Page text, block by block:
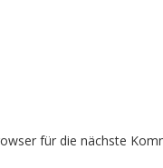
für die nächste